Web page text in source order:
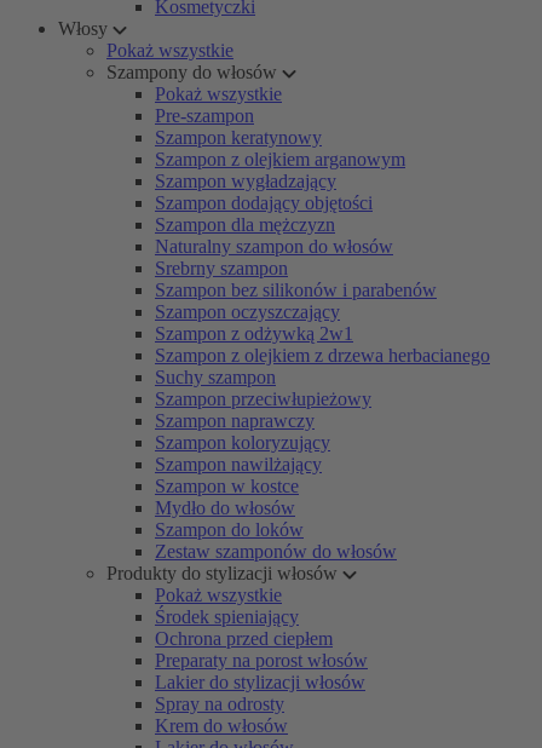
Kosmetyczki
Włosy
Pokaż wszystkie
Szampony do włosów
Pokaż wszystkie
Pre-szampon
Szampon keratynowy
Szampon z olejkiem arganowym
Szampon wygładzający
Szampon dodający objętości
Szampon dla mężczyzn
Naturalny szampon do włosów
Srebrny szampon
Szampon bez silikonów i parabenów
Szampon oczyszczający
Szampon z odżywką 2w1
Szampon z olejkiem z drzewa herbacianego
Suchy szampon
Szampon przeciwłupieżowy
Szampon naprawczy
Szampon koloryzujący
Szampon nawilżający
Szampon w kostce
Mydło do włosów
Szampon do loków
Zestaw szamponów do włosów
Produkty do stylizacji włosów
Pokaż wszystkie
Środek spieniający
Ochrona przed ciepłem
Preparaty na porost włosów
Lakier do stylizacji włosów
Spray na odrosty
Krem do włosów